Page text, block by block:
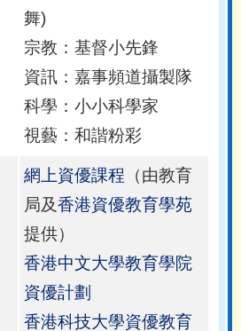
舞)
宗教：基督小先鋒
資訊：嘉事頻道攝製隊
科學：小小科學家
視藝：和諧粉彩
網上資優課程 （由教育
局及香港資優教育學苑
提供）
香港中文大學教育學院
資優計劃
香港科技大學資優教育